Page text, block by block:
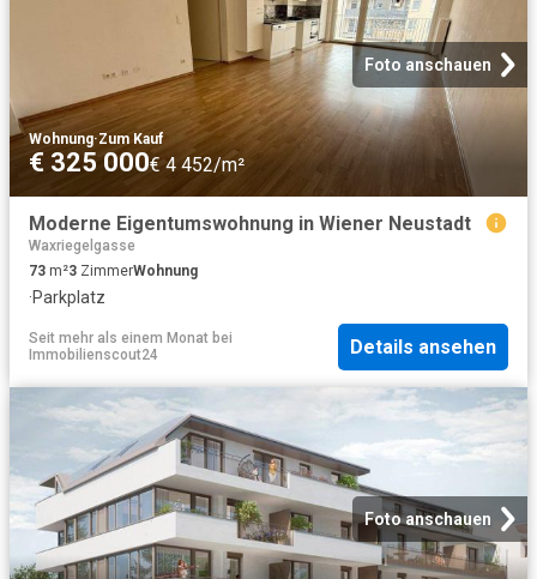
Foto anschauen
Wohnung·Zum Kauf
€ 325 000€ 4 452/m²
Moderne Eigentumswohnung in Wiener Neustadt
Waxriegelgasse
73 m²3 ZimmerWohnung
·Parkplatz
Seit mehr als einem Monat bei
Immobilienscout24
Details ansehen
Foto anschauen